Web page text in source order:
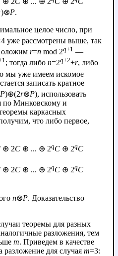
)⊗P.
целое число, при
уже рассмотрены выше, так
r=n mod 2q+1 —
; тогда либо n=2q+2+r, либо
мы уже имеем искомое
записать кратное
P)⊕(2r⊗P), использовать
по Минковскому и
каркасных
что либо первое,
⊕ 2C ⊕ ... ⊕ 2qC ⊕ 2qC
⊕ 2C ⊕ ... ⊕ 2qC ⊕ 2qC
n⊗P. Доказательство
теоремы для разных
разложения, тем
m. Приведем в качестве
разложение для случая m=3: